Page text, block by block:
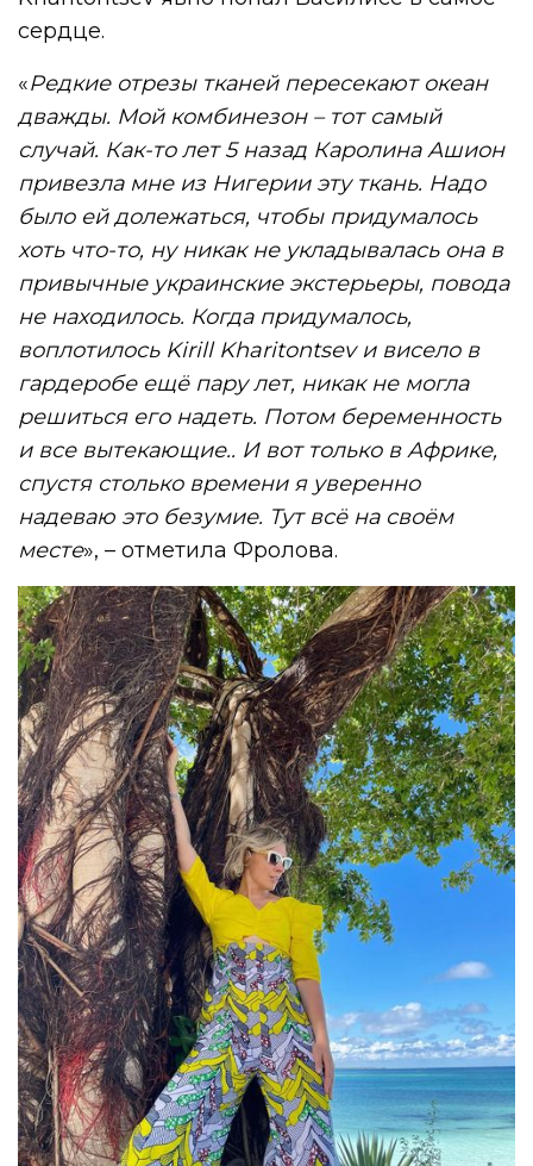
сердце.
«Редкие отрезы тканей пересекают океан
дважды. Мой комбинезон – тот самый
случай. Как-то лет 5 назад Каролина Ашион
привезла мне из Нигерии эту ткань. Надо
было ей долежаться, чтобы придумалось
хоть что-то, ну никак не укладывалась она в
привычные украинские экстерьеры, повода
не находилось. Когда придумалось,
воплотилось Kirill Kharitontsev и висело в
гардеробе ещё пару лет, никак не могла
решиться его надеть. Потом беременность
и все вытекающие.. И вот только в Африке,
спустя столько времени я уверенно
надеваю это безумие. Тут всё на своём
месте», – отметила Фролова.